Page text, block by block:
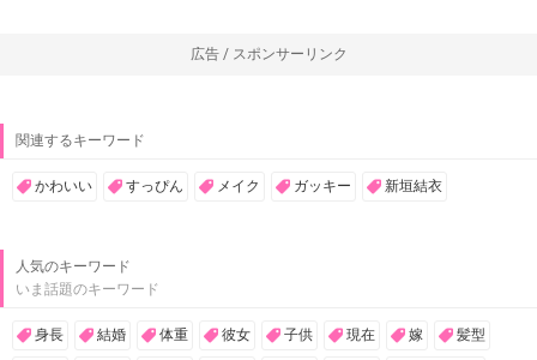
広告 / スポンサーリンク
関連するキーワード
かわいい すっぴん メイク ガッキー 新垣結衣
人気のキーワード
いま話題のキーワード
身長 結婚 体重 彼女 子供 現在 嫁 髪型